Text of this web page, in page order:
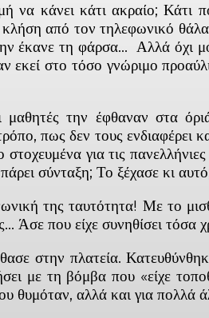
κάνει κάτι ακραίο; Κάτι
από τον τηλεφωνικό
έκανε τη φάρσα… Αλλά όχι
εκεί στο τόσο γνώριμο
την έφθαναν στα
πως δεν τους ενδιαφέρει
για τις
σύνταξη; Το ξέχασε κι
της ταυτότητα! Με το
που είχε συνηθίσει τόσα
στην πλατεία.
με τη βόμβα που «είχε
θυμόταν, αλλά και για πολλά